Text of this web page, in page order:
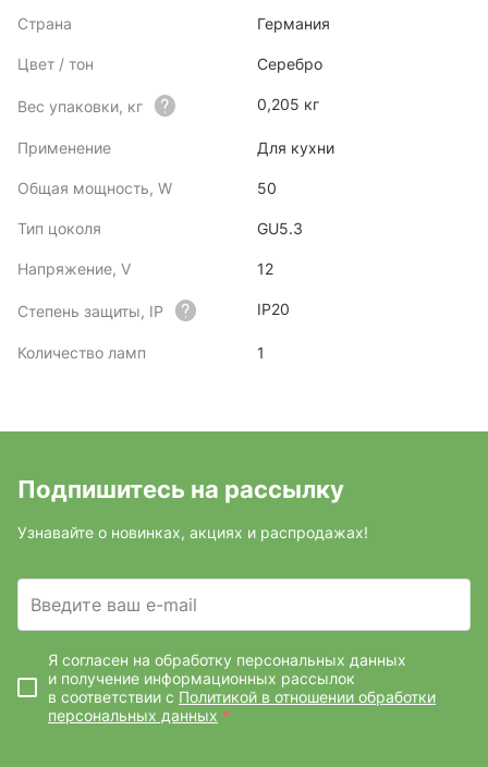
Страна Германия
Цвет / тон Серебро
Вес упаковки, кг 0,205 кг
Применение Для кухни
Общая мощность, W 50
Тип цоколя GU5.3
Напряжение, V 12
Степень защиты, IP IP20
Количество ламп 1
Подпишитесь на рассылку
Узнавайте о новинках, акциях и распродажах!
Введите ваш e-mail
Я согласен на обработку персональных данных
и получение информационных рассылок
в соответствии с Политикой в отношении обработки
персональных данных *